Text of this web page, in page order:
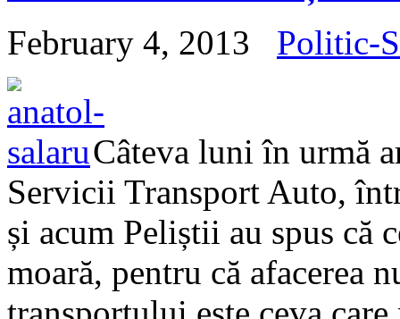
February 4, 2013 Politic-
Câteva luni în urmă
Servicii Transport Auto,
și acum Peliștii au spus că
moară, pentru că afacerea